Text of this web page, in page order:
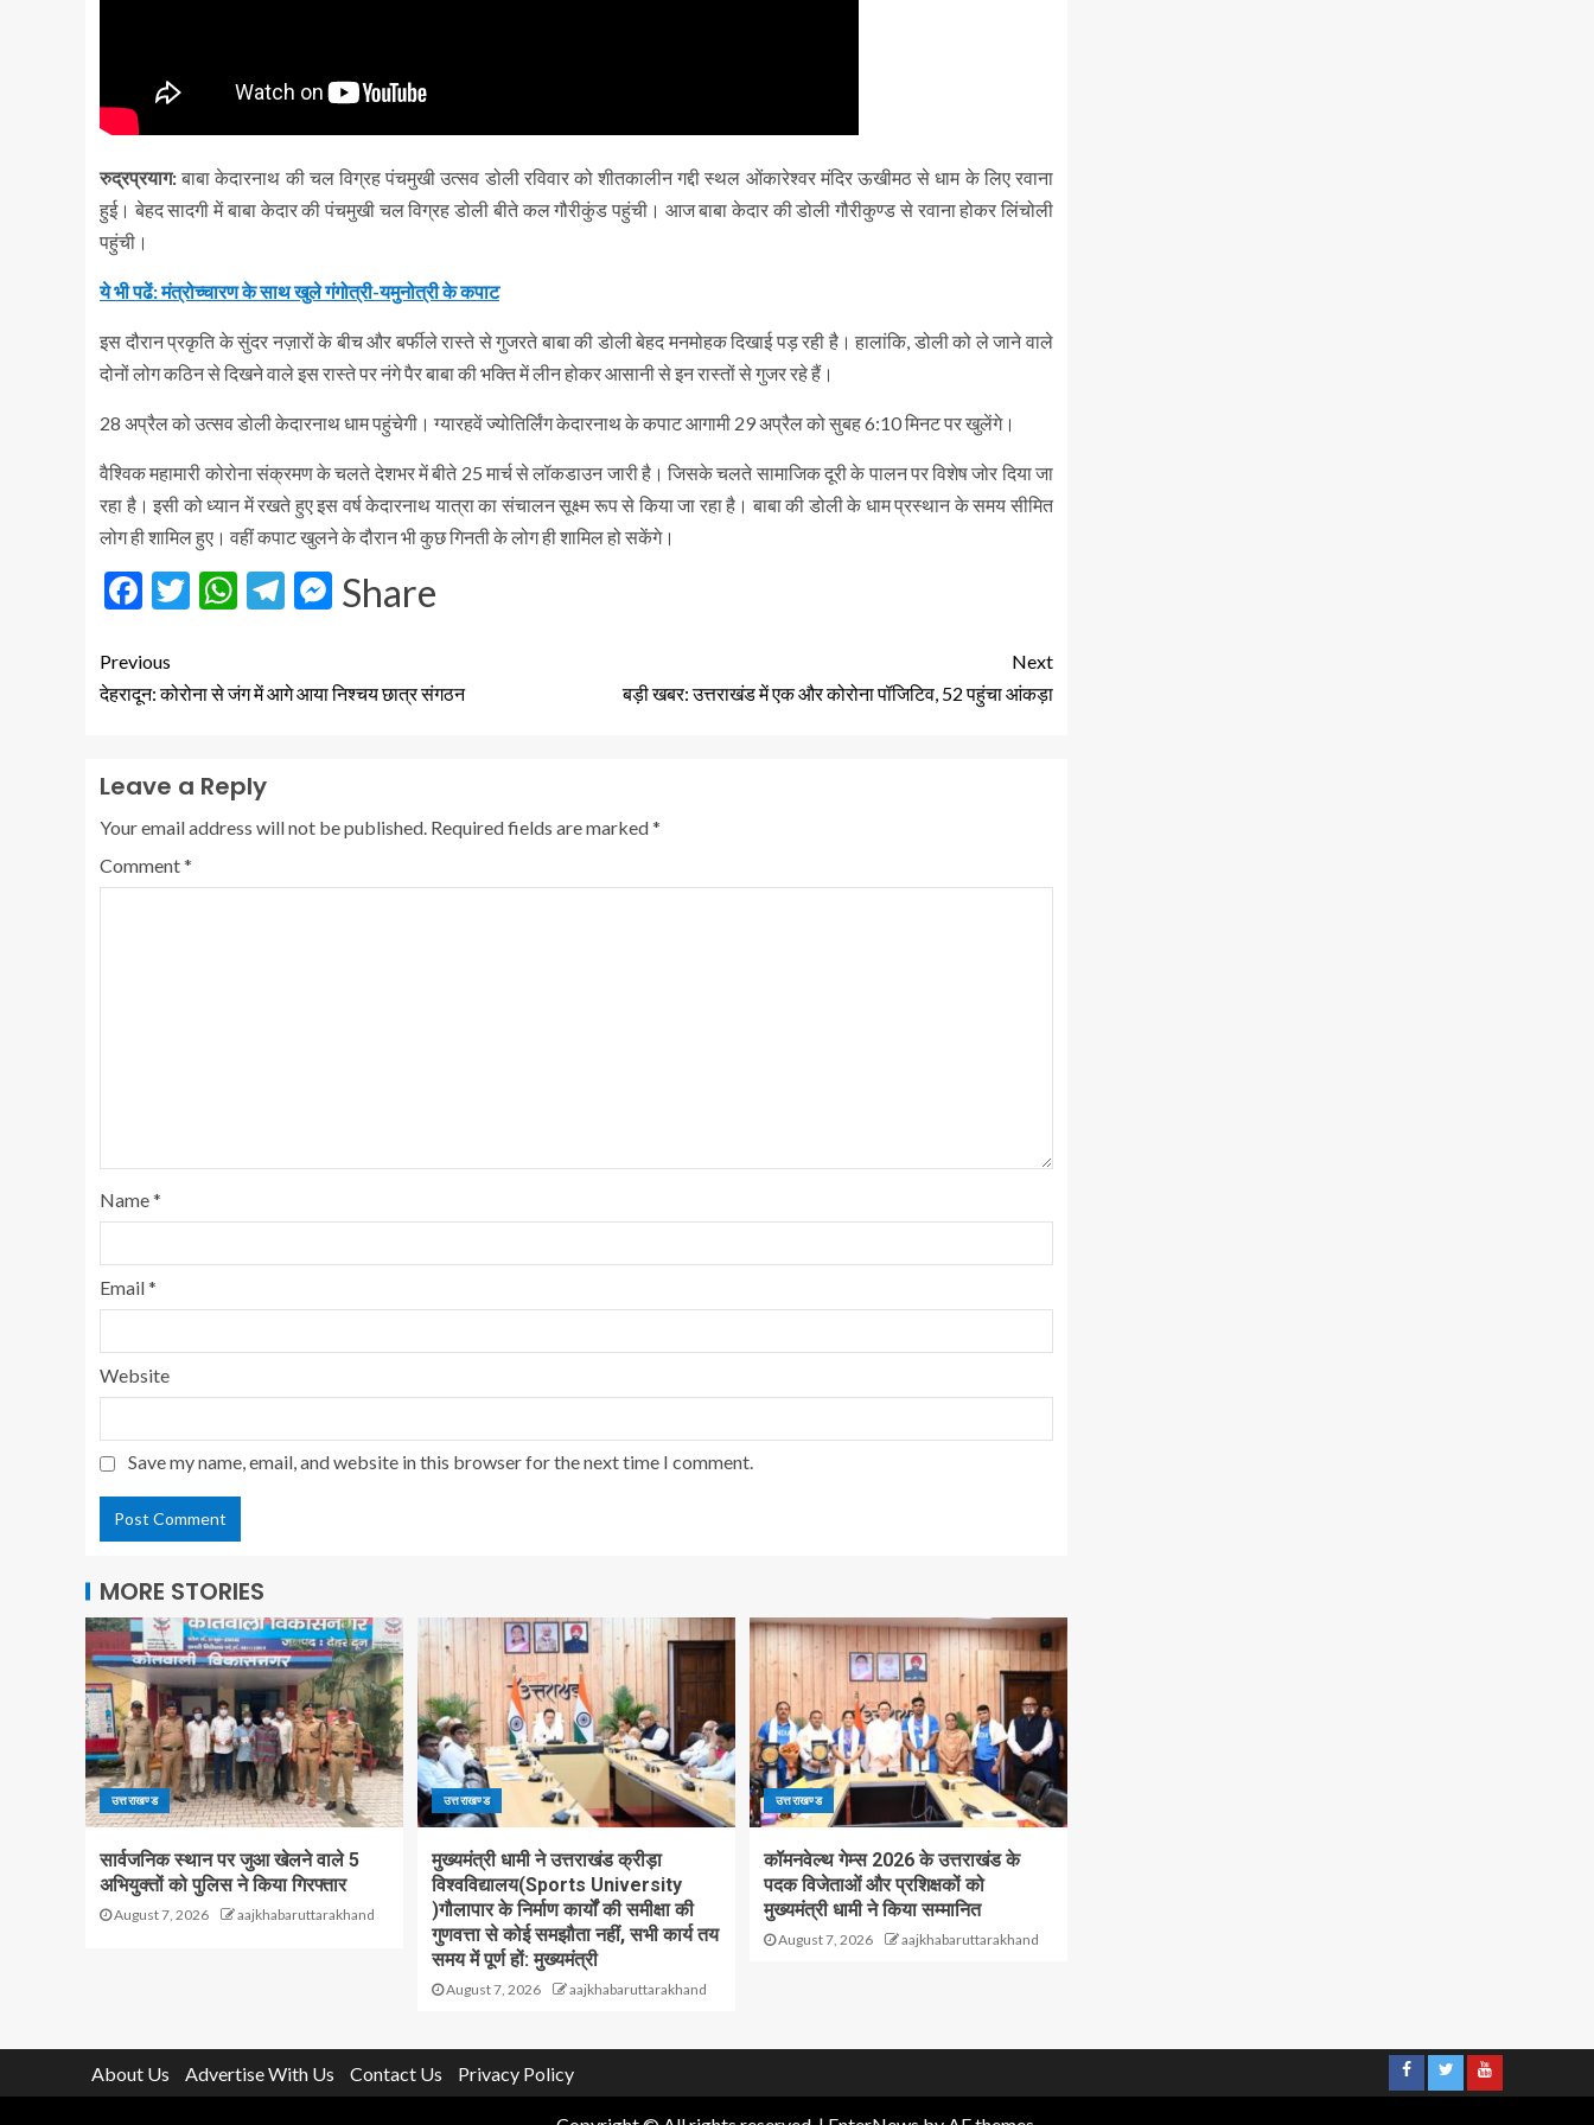
रुद्रप्रयाग: बाबा केदारनाथ की चल विग्रह पंचमुखी उत्सव डोली रविवार को शीतकालीन गद्दी स्थल ओंकारेश्वर मंदिर ऊखीमठ से धाम के लिए रवाना
हुई। बेहद सादगी में बाबा केदार की पंचमुखी चल विग्रह डोली बीते कल गौरीकुंड पहुंची। आज बाबा केदार की डोली गौरीकुण्ड से रवाना होकर लिंचोली
पहुंची।
ये भी पढें: मंत्रोच्चारण के साथ खुले गंगोत्री-यमुनोत्री के कपाट
इस दौरान प्रकृति के सुंदर नज़ारों के बीच और बर्फीले रास्ते से गुजरते बाबा की डोली बेहद मनमोहक दिखाई पड़ रही है। हालांकि, डोली को ले जाने वाले
दोनों लोग कठिन से दिखने वाले इस रास्ते पर नंगे पैर बाबा की भक्ति में लीन होकर आसानी से इन रास्तों से गुजर रहे हैं।
28 अप्रैल को उत्सव डोली केदारनाथ धाम पहुंचेगी। ग्यारहवें ज्योतिर्लिंग केदारनाथ के कपाट आगामी 29 अप्रैल को सुबह 6:10 मिनट पर खुलेंगे।
वैश्विक महामारी कोरोना संक्रमण के चलते देशभर में बीते 25 मार्च से लॉकडाउन जारी है। जिसके चलते सामाजिक दूरी के पालन पर विशेष जोर दिया जा
रहा है। इसी को ध्यान में रखते हुए इस वर्ष केदारनाथ यात्रा का संचालन सूक्ष्म रूप से किया जा रहा है। बाबा की डोली के धाम प्रस्थान के समय सीमित
लोग ही शामिल हुए। वहीं कपाट खुलने के दौरान भी कुछ गिनती के लोग ही शामिल हो सकेंगे।
Facebook
Twitter
WhatsApp
Telegram
Messenger
Share
Previous
देहरादून: कोरोना से जंग में आगे आया निश्चय छात्र संगठन
Next
बड़ी खबर: उत्तराखंड में एक और कोरोना पॉजिटिव, 52 पहुंचा आंकड़ा
Leave a Reply
Your email address will not be published. Required fields are marked*
Comment*
Name*
Email*
Website
Save my name, email, and website in this browser for the next time I comment.
MORE STORIES
उत्तराखण्ड
सार्वजनिक स्थान पर जुआ खेलने वाले 5
अभियुक्तों को पुलिस ने किया गिरफ्तार
August 7, 2026 aajkhabaruttarakhand
उत्तराखण्ड
मुख्यमंत्री धामी ने उत्तराखंड क्रीड़ा
विश्वविद्यालय(Sports University
)गौलापार के निर्माण कार्यों की समीक्षा की
गुणवत्ता से कोई समझौता नहीं, सभी कार्य तय
समय में पूर्ण हों: मुख्यमंत्री
August 7, 2026 aajkhabaruttarakhand
उत्तराखण्ड
कॉमनवेल्थ गेम्स 2026 के उत्तराखंड के
पदक विजेताओं और प्रशिक्षकों को
मुख्यमंत्री धामी ने किया सम्मानित
August 7, 2026 aajkhabaruttarakhand
About Us Advertise With Us Contact Us Privacy Policy